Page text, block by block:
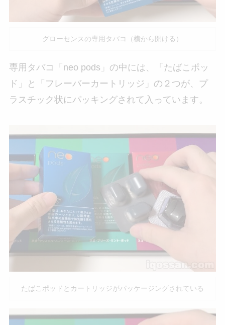
グローセンスの専用タバコ（横から開ける）
専用タバコ「neo pods」の中には、「たばこポッ
ド」と「フレーバーカートリッジ」の２つが、プ
ラスチック状にパッキングされて入っています。
たばこポッドとカートリッジがパッケージングされている